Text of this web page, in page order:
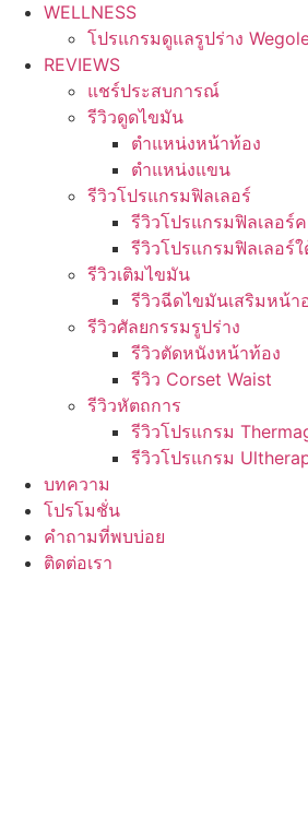
WELLNESS
โปรแกรมดูแลรูปร่าง
REVIEWS
แชร์ประสบการณ์
รีวิวดูดไขมัน
ตำแหน่งหน้าท้อง
ตำแหน่งแขน
รีวิวโปรแกรมฟิลเลอร์
รีวิวโปรแกรมฟิลเลอร์ค
รีวิวโปรแกรมฟิลเลอร์ใ
รีวิวเติมไขมัน
รีวิวฉีดไขมันเสริมหน้า
รีวิวศัลยกรรมรูปร่าง
รีวิวตัดหนังหน้าท้อง
รีวิว Corset Waist
รีวิวหัตถการ
รีวิวโปรแกรม
รีวิวโปรแกรม
บทความ
โปรโมชั่น
คำถามที่พบบ่อย
ติดต่อเรา